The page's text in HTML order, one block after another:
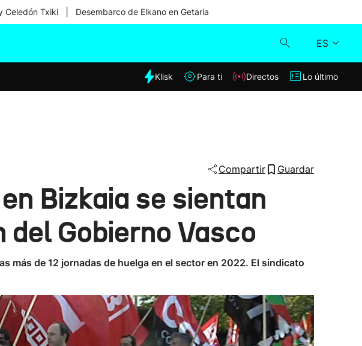
Celedón Txiki Desembarco de Elkano en Getaria
ES
Klisk
Klisk Para ti Directos Lo último
Compartir Guardar
Bizkaia se sientan
Gobierno Vasco
más de 12 jornadas de huelga en el sector en 2022. El sindicato